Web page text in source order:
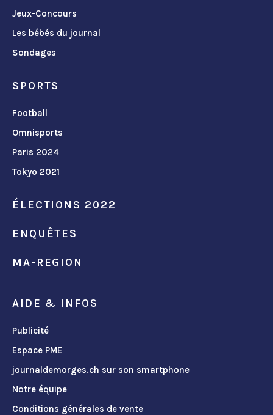
Jeux-Concours
Les bébés du journal
Sondages
SPORTS
Football
Omnisports
Paris 2024
Tokyo 2021
ÉLECTIONS 2022
ENQUÊTES
MA-REGION
AIDE & INFOS
Publicité
Espace PME
journaldemorges.ch sur son smartphone
Notre équipe
Conditions générales de vente